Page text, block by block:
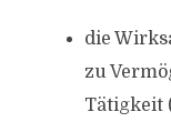
die
zu
Tätigkeit